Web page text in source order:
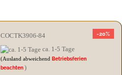
-20%
COCTK3906-84
ca. 1-5 Tage
(Ausland abweichendBetriebsferien
beachten )